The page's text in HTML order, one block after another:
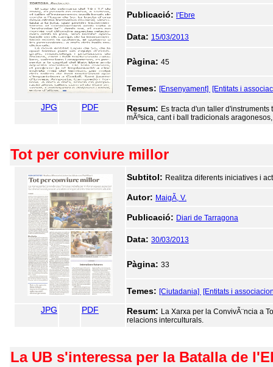
Publicació: l'Ebre
Data: 15/03/2013
Pàgina: 45
Temes: [Ensenyament] [Entitats i
JPG PDF Resum: Es tracta d'un taller
mÃºsica, cant i ball tradicionals
Tot per conviure millor
Subtitol: Realitza diferents iniciatives i
Autor: MaigÃ­, V.
Publicació: Diari de Tarragona
Data: 30/03/2013
Pàgina: 33
Temes: [Ciutadania] [Entitats i
JPG PDF Resum: La Xarxa per la ConvivÃ¨ncia a
relacions interculturals.
La UB s'interessa per la Batalla de